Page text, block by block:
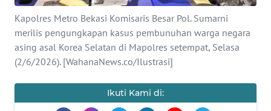
Kapolres Metro Bekasi Komisaris Besar Pol. Sumarni
merilis pengungkapan kasus pembunuhan warga negara
asing asal Korea Selatan di Mapolres setempat, Selasa
(2/6/2026). [WahanaNews.co/Ilustrasi]
Ikuti Kami di:
SERBA-SERBI
PENDIDIKAN